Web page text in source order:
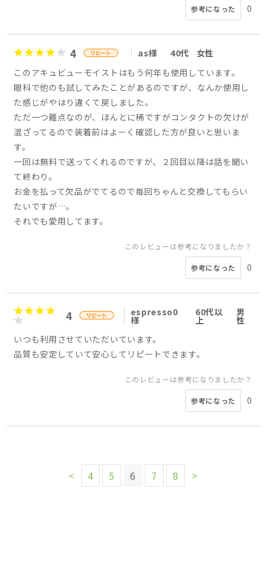
参考になった 0
4 as様 40代
女性
このアキュビューモイストはもう何年も使用しています。
眼科で他のも試してみたことがあるのですが、なんか使用し
た感じがやはり違くて戻しました。
ただ一つ難点なのが、ほんとに稀ですがコンタクトの欠けが
混ざってるので装着前はよーく確認した方が良いと思いま
す。
一回は無料で送ってくれるのですが、２回目以降は話を聞い
て終わり。
お金を払って欠品がでてるので毎回ちゃんと交換してもらい
たいですが…。
それでも愛用してます。
このレビューは参考になりましたか？
参考になった 0
4 espresso0
様
60代以
上
男
性
いつも利用させていただいています。
品質も安定していて安心してリピートできます。
このレビューは参考になりましたか？
参考になった 0
< 4 5 6 7 8 >